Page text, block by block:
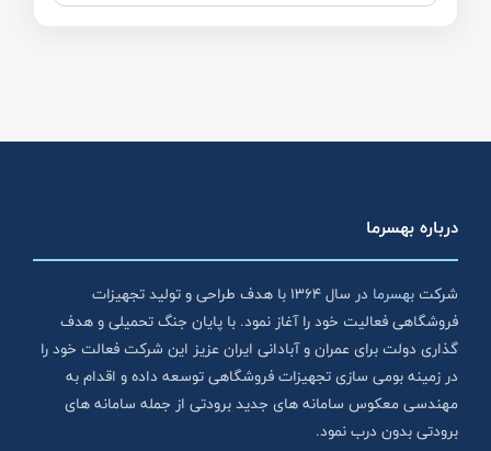
درباره بهسرما
شرکت بهسرما
در سال ۱۳۶۴ با هدف طراحی و تولید تجهیزات
فروشگاهی فعالیت خود را آغاز نمود. با پایان جنگ تحمیلی و هدف
گذاری دولت برای عمران و آبادانی ایران عزیز این شرکت فعالت خود را
در زمینه بومی سازی تجهیزات فروشگاهی توسعه داده و اقدام به
مهندسی معکوس سامانه های جدید برودتی از جمله سامانه های
برودتی بدون درب نمود.